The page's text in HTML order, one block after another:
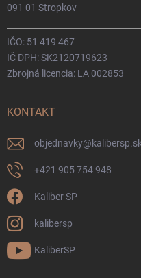
091 01 Stropkov
IČO: 51 419 467
IČ DPH: SK2120719623
Zbrojná licencia: LA 002853
KONTAKT
objednavky@
+421 905 754 948
Kaliber SP
kalibersp
KaliberSP